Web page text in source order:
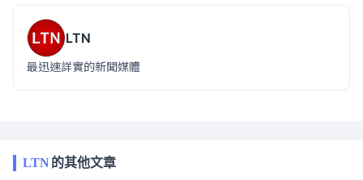
LTN
最迅速詳實的新聞媒體
LTN的其他文章